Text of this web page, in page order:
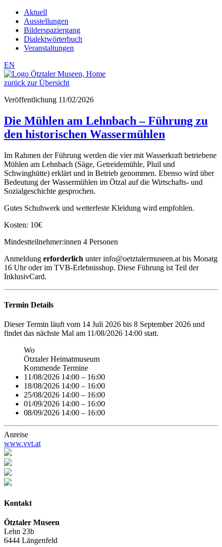
Aktuell
Ausstellungen
Bilderspaziergang
Dialektwörterbuch
Veranstaltungen
EN
zurück zur Übersicht
Veröffentlichung 11/02/2026
Die Mühlen am Lehnbach – Führung zu
den historischen Wassermühlen
Im Rahmen der Führung werden die vier mit Wasserkraft betriebene
Mühlen am Lehnbach (Säge, Getreidemühle, Pluil und
Schwinghütte) erklärt und in Betrieb genommen. Ebenso wird über
Bedeutung der Wassermühlen im Ötzal auf die Wirtschafts- und
Sozialgeschichte gesprochen.
Gutes Schuhwerk und wetterfeste Kleidung wird empfohlen.
Kosten: 10€
Mindestteilnehmer:innen 4 Personen
Anmeldung erforderlich unter info@oetztalermuseen.at bis Monatg
16 Uhr oder im TVB-Erlebnisshop. Diese Führung ist Teil der
InklusivCard.
Termin Details
Dieser Termin läuft vom 14 Juli 2026 bis 8 September 2026 und
findet das nächste Mal am 11/08/2026 14:00 statt.
Wo
Ötztaler Heimatmuseum
Kommende Termine
11/08/2026 14:00 – 16:00
18/08/2026 14:00 – 16:00
25/08/2026 14:00 – 16:00
01/09/2026 14:00 – 16:00
08/09/2026 14:00 – 16:00
Anreise
www.vvt.at
Kontakt
Ötztaler Museen
Lehn 23b
6444 Längenfeld